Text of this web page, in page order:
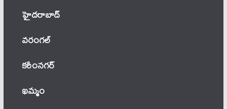
హైదరాబాద్
వ‌రంగ‌ల్
కరీంనగర్
ఖ‌మ్మం